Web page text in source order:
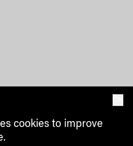
cookies to improve